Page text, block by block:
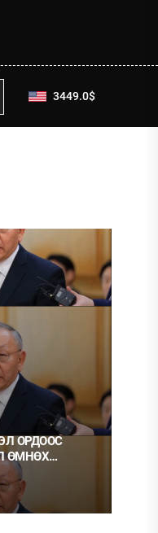
3449.0$
ОРДООС
ӨМНӨХ